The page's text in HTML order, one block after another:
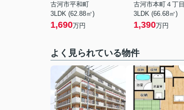
古河市平和町
3LDK (62.88㎡)
1,690万円
古河市本町４丁目
3LDK (66.68㎡)
1,390万円
よく見られている物件